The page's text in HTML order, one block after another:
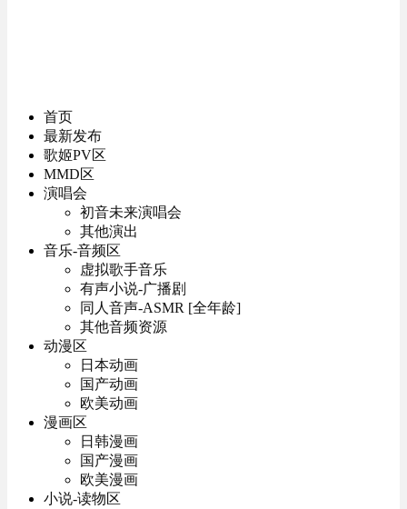
首页
最新发布
歌姬PV区
MMD区
演唱会
初音未来演唱会
其他演出
音乐-音频区
虚拟歌手音乐
有声小说-广播剧
同人音声-ASMR [全年龄]
其他音频资源
动漫区
日本动画
国产动画
欧美动画
漫画区
日韩漫画
国产漫画
欧美漫画
小说-读物区